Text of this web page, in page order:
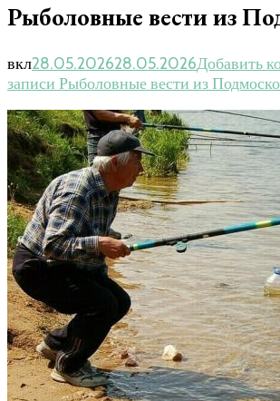
Рыболовные вести из
вкл28.05.202628.05.2026Добавить
записи Рыболовные вести из